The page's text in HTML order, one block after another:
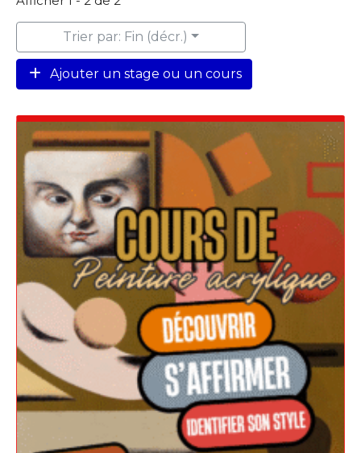
Trier par: Fin (décr.)
Ajouter un stage ou un cours